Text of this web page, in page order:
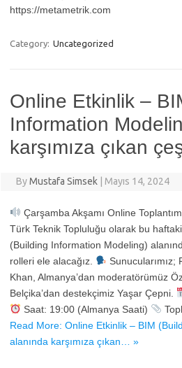
https://metametrik.com
Category: Uncategorized
Online Etkinlik –
Information
karşımıza çıkan
ByMustafa Simsek Mayıs 14, 2024
Çarşamba Akşamı Online
Türk Teknik Topluluğu olarak bu
(Building Information Modeling)
rolleri ele alacağız.
Sunucularımız;
Khan, Almanya’dan moderatörümüz
Belçika’dan destekçimiz Yaşar Çepni.
Saat: 19:00 (Almanya Saati)
Read More: Online Etkinlik – BIM
alanında karşımıza çıkan… »